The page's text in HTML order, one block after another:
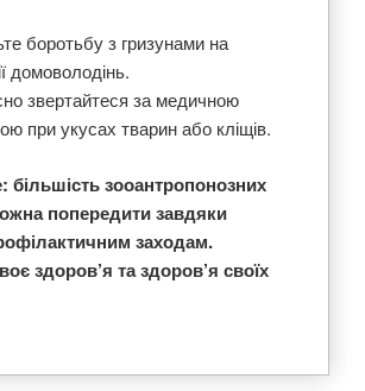
боротьбу з гризунами на
домоволодінь.
звертайтеся за медичною
при укусах тварин або кліщів.
більшість зооантропонозних
попередити завдяки
заходам.
здоров’я та здоров’я своїх